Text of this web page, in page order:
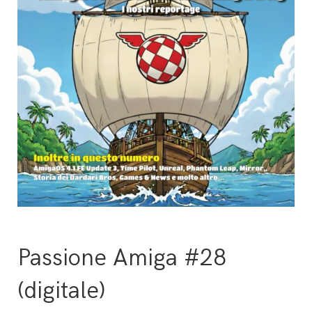
Passione Amiga #28
(digitale)